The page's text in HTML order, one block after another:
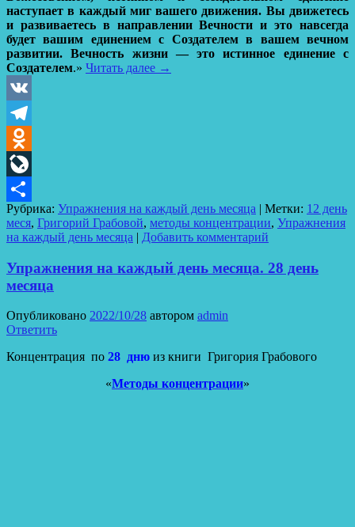
наступает в каждый миг вашего движения. Вы движетесь
и развиваетесь в направлении Вечности и это навсегда
будет вашим единением с Создателем в вашем вечном
развитии. Вечность жизни — это истинное единение с
Создателем.» Читать далее →
VK
Telegram
Odnoklassniki
LiveJournal
Отправить
Рубрика: Упражнения на каждый день месяца | Метки: 12 день
меся, Григорий Грабовой, методы концентрации, Упражнения
на каждый день месяца | Добавить комментарий
Упражнения на каждый день месяца. 28 день
месяца
Опубликовано 2022/10/28 автором admin
Ответить
Концентрация по 28 дню из книги Григория Грабового
«Методы концентрации»